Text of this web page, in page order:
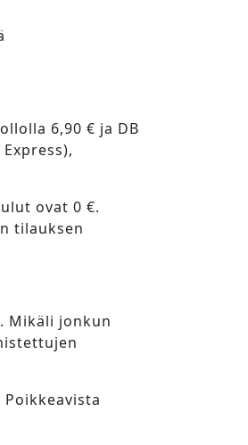
6,90 € ja DB
ovat 0 €.
tilauksen
Mikäli jonkun